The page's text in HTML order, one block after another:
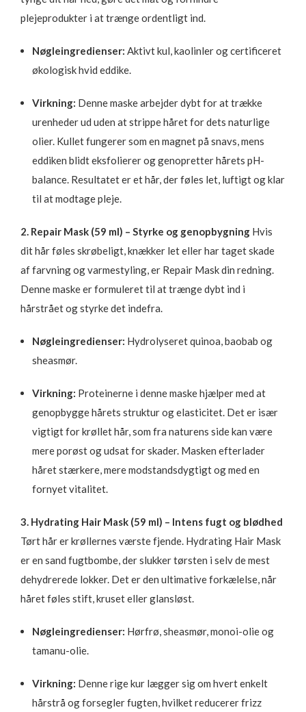
plejeprodukter i at trænge ordentligt ind.
Nøgleingredienser: Aktivt kul, kaolinler og certificeret
økologisk hvid eddike.
Virkning: Denne maske arbejder dybt for at trække
urenheder ud uden at strippe håret for dets naturlige
olier. Kullet fungerer som en magnet på snavs, mens
eddiken blidt eksfolierer og genopretter hårets pH-
balance. Resultatet er et hår, der føles let, luftigt og klar
til at modtage pleje.
2. Repair Mask (59 ml) – Styrke og genopbygning Hvis
dit hår føles skrøbeligt, knækker let eller har taget skade
af farvning og varmestyling, er Repair Mask din redning.
Denne maske er formuleret til at trænge dybt ind i
hårstrået og styrke det indefra.
Nøgleingredienser: Hydrolyseret quinoa, baobab og
sheasmør.
Virkning: Proteinerne i denne maske hjælper med at
genopbygge hårets struktur og elasticitet. Det er især
vigtigt for krøllet hår, som fra naturens side kan være
mere porøst og udsat for skader. Masken efterlader
håret stærkere, mere modstandsdygtigt og med en
fornyet vitalitet.
3. Hydrating Hair Mask (59 ml) – Intens fugt og blødhed
Tørt hår er krøllernes værste fjende. Hydrating Hair Mask
er en sand fugtbombe, der slukker tørsten i selv de mest
dehydrerede lokker. Det er den ultimative forkælelse, når
håret føles stift, kruset eller glansløst.
Nøgleingredienser: Hørfrø, sheasmør, monoi-olie og
tamanu-olie.
Virkning: Denne rige kur lægger sig om hvert enkelt
hårstrå og forsegler fugten, hvilket reducerer frizz